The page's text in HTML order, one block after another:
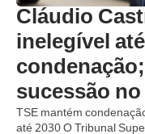
Cláudio
inelegível
sucessão
TSE mantém
até 2030 O Tribunal